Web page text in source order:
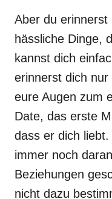
Aber du erinnerst
hässliche Dinge,
kannst dich
erinnerst dich
eure Augen zum
Date, das erste
dass er dich
immer noch
Beziehungen
nicht dazu